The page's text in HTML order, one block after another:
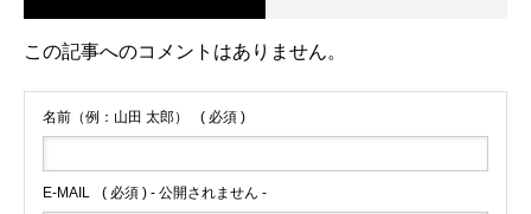
この記事へのコメントはありません。
名前（例：山田 太郎） ( 必須 )
E-MAIL ( 必須 ) - 公開されません -